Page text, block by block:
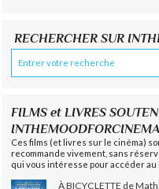
RECHERCHER SUR
FILMS et LIVRES
Ces films (et livres sur le cinéma)
recommande vivement, sans
qui vous intéresse pour accéder
À BICYCLETTE de